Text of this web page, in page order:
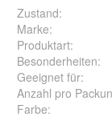
Zustand:
Marke:
Produktart:
Besonderheiten:
Geeignet für:
Anzahl pro
Farbe: